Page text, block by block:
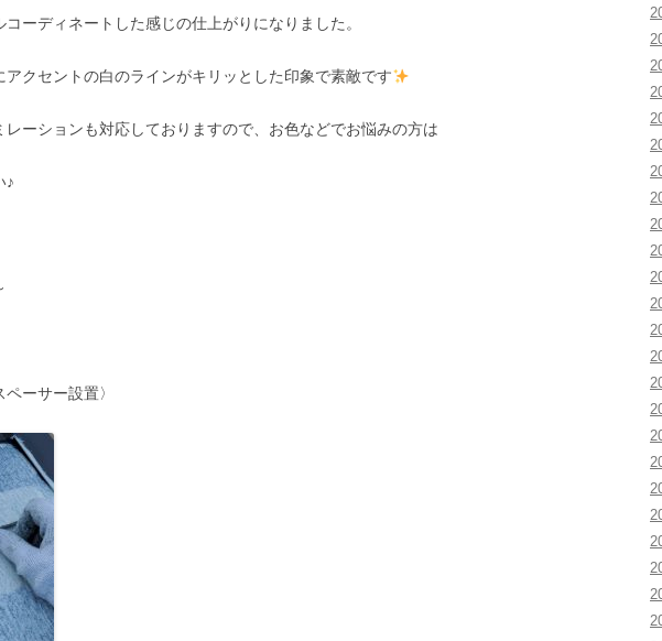
ーディネートした感じの仕上がりになりました。
アクセントの白のラインがキリッとした印象で素敵です
レーションも対応しておりますので、お色などでお悩みの方は
♪
ペーサー設置〉